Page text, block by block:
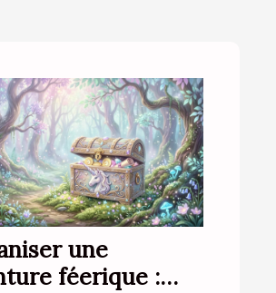
une
féerique :